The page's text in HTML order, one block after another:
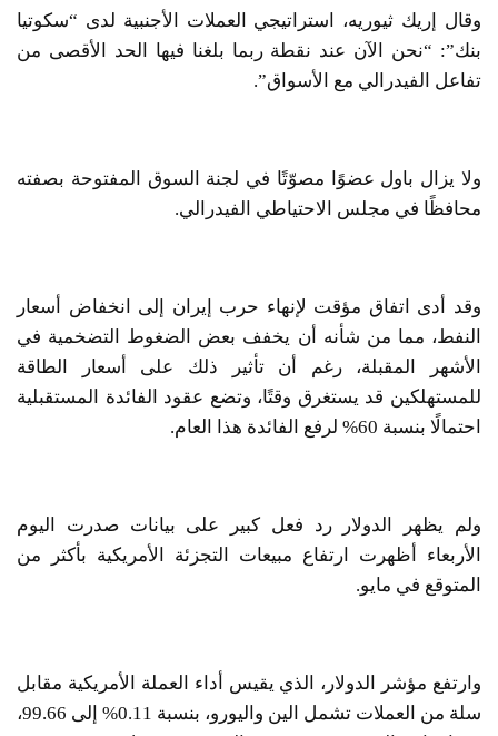
وقال إريك ثيوريه، استراتيجي العملات الأجنبية لدى “سكوتيا
بنك”: “نحن الآن عند نقطة ربما بلغنا فيها الحد الأقصى من
تفاعل الفيدرالي مع الأسواق”.
ولا يزال باول عضوًا مصوّتًا في لجنة السوق المفتوحة بصفته
محافظًا في مجلس الاحتياطي الفيدرالي.
وقد أدى اتفاق مؤقت لإنهاء حرب إيران إلى انخفاض أسعار
النفط، مما من شأنه أن يخفف بعض الضغوط التضخمية في
الأشهر المقبلة، رغم أن تأثير ذلك على أسعار الطاقة
للمستهلكين قد يستغرق وقتًا، وتضع عقود الفائدة المستقبلية
احتمالًا بنسبة 60% لرفع الفائدة هذا العام.
ولم يظهر الدولار رد فعل كبير على بيانات صدرت اليوم
الأربعاء أظهرت ارتفاع مبيعات التجزئة الأمريكية بأكثر من
المتوقع في مايو.
وارتفع مؤشر الدولار، الذي يقيس أداء العملة الأمريكية مقابل
سلة من العملات تشمل الين واليورو، بنسبة 0.11% إلى 99.66،